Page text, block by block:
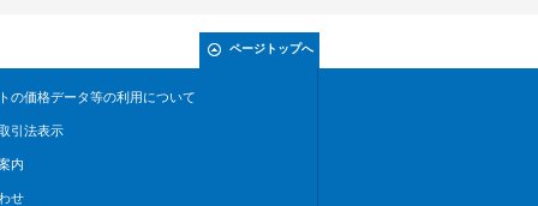
ページトップへ
の価格データ等の利用について
引法表示
内
せ